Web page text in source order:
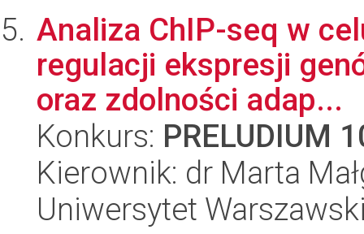
Analiza ChIP-seq w
regulacji ekspresji
oraz zdolności adap...
Konkurs: PRELUDIUM
Kierownik: dr Marta
Uniwersytet